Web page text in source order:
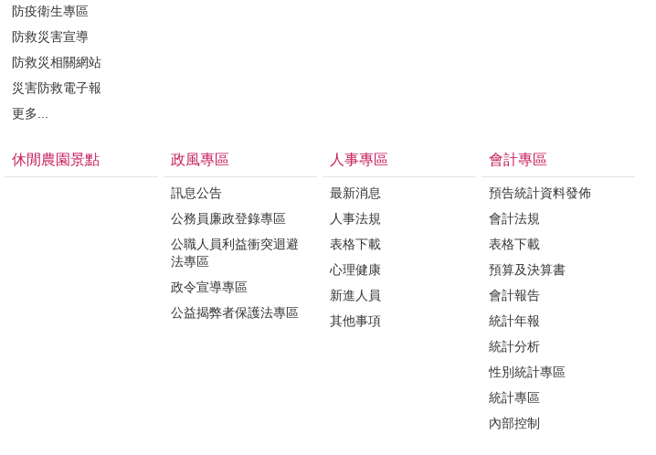
防疫衛生專區
防救災害宣導
防救災相關網站
災害防救電子報
更多...
休閒農園景點 政風專區
訊息公告
公務員廉政登錄專區
公職人員利益衝突迴避
法專區
政令宣導專區
公益揭弊者保護法專區
人事專區
最新消息
人事法規
表格下載
心理健康
新進人員
其他事項
會計專區
預告統計資料發佈
會計法規
表格下載
預算及決算書
會計報告
統計年報
統計分析
性別統計專區
統計專區
內部控制